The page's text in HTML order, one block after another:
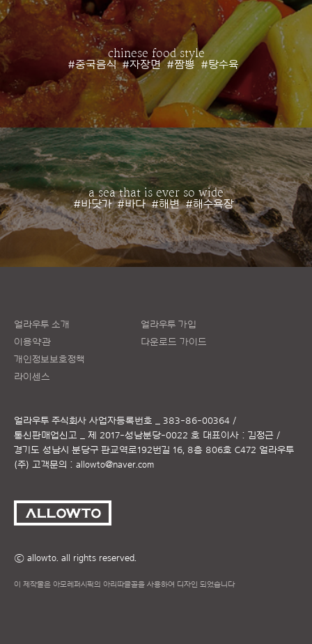
chinese food style
#중국음식 #자장면 #짬뽕 #탕수육
a sea that is ever so wide
#바닷가 #바다 #해변 #해수욕장
얼라우투 소개
이용약관
개인정보보호정책
라이센스
얼라우투 가입
다운로드 가이드
얼라우투 주식회사 사업자등록번호 _ 383-86-00364 /
통신판매업신고 _ 제 2017-성남분당-0022 호 대표이사 : 김정근 /
경기도 성남시 분당구 판교역로192번길 16, 8층 806호 C472 얼라우투
(주) 고객문의 : allowto@naver.com
ⓒ allowto. all rights reserved.
이 제작물은 아모레퍼시픽의 아리따글꼴을 사용하여 디자인 되었습니다